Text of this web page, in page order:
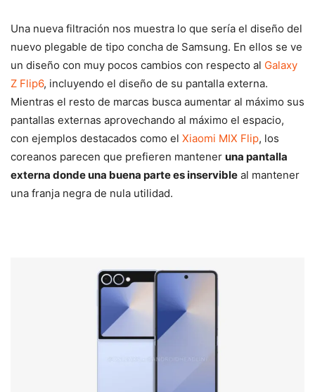
Una nueva filtración nos muestra lo que sería el diseño del
nuevo plegable de tipo concha de Samsung. En ellos se ve
un diseño con muy pocos cambios con respecto al Galaxy
Z Flip6, incluyendo el diseño de su pantalla externa.
Mientras el resto de marcas busca aumentar al máximo sus
pantallas externas aprovechando al máximo el espacio,
con ejemplos destacados como el Xiaomi MIX Flip, los
coreanos parecen que prefieren mantener una pantalla
externa donde una buena parte es inservible al mantener
una franja negra de nula utilidad.